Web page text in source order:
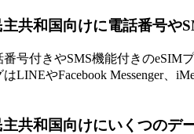
共和国向けに電話番号や
号付きやSMS機能付きの
LINEやFacebook Messenger、
共和国向けにいくつのデ